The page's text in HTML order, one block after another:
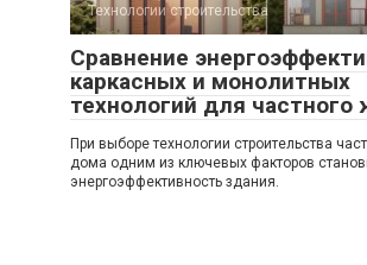
Технологии строительства
Сравнение
каркасных и монолитных
технологий для частного
При выборе технологии строительства
дома одним из ключевых факторов
энергоэффективность здания.